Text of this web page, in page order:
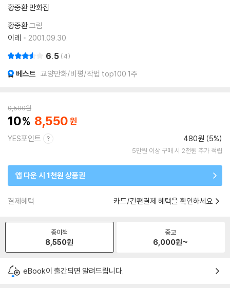
황중환 만화집
황중환그림
이레
2001.09.30.
6.5 4
베스트 교양만화/비평/작법 top100 1주
9,500원
10 8,550
YES포인트 480원 (5%)
5만원 이상 구매 시 2천원 추가 적립
앱 다운 시 1천원 상품권
결제혜택 카드/간편결제 혜택을 확인하세요
종이책
8,550원
중고
6,000원~
eBook이 출간되면 알려드립니다.